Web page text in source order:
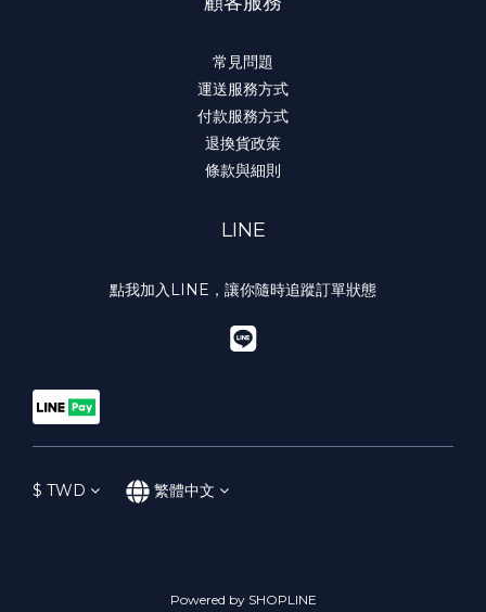
常見問題
運送服務方式
付款服務方式
退換貨政策
條款與細則
LINE
點我加入LINE，讓你隨時追蹤訂單狀態
$ TWD 繁體中文
Powered by SHOPLINE